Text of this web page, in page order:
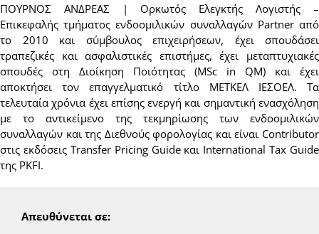
ΠΟΥΡΝΟΣ ΑΝΔΡΕΑΣ | Ορκωτός Ελεγκτής Λογιστής –
Επικεφαλής τμήματος ενδοομιλικών συναλλαγών Partner από
το 2010 και σύμβουλος επιχειρήσεων, έχει σπουδάσει
τραπεζικές και ασφαλιστικές επιστήμες, έχει μεταπτυχιακές
σπουδές στη Διοίκηση Ποιότητας (MSc in QM) και έχει
αποκτήσει τον επαγγελματικό τίτλο ΜΕΤΚΕΛ ΙΕΣΟΕΛ. Τα
τελευταία χρόνια έχει επίσης ενεργή και σημαντική ενασχόληση
με το αντικείμενο της τεκμηρίωσης των ενδοομιλικών
συναλλαγών και της Διεθνούς φορολογίας και είναι Contributor
στις εκδόσεις Transfer Pricing Guide και International Tax Guide
της PKFI.
Απευθύνεται σε: